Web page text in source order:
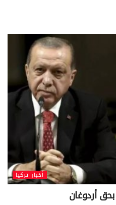
أخبار تركيا
أردوغان